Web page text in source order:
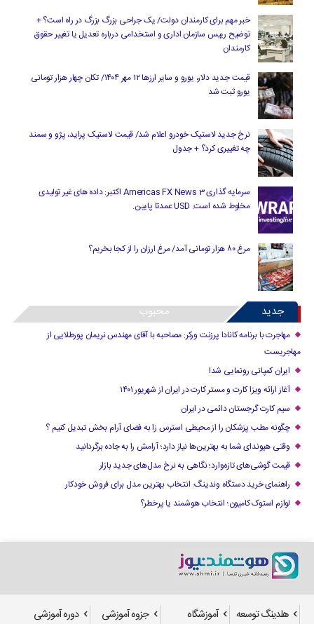
خبر مهم برای کارمندان دولت/ یک جراحی بزرگ بزرگ در راه است؟ +
توضیح رییس سازمان اداری و استخدامی درباره تعدیل یا تغییر حقوق
کارمندان
قیمت جدید دلار، یورو و سایر ارزها ۱۲ مهر ۱۴۰۴/ تکان چهار هزار تومانی
یورو ثبت شد
نرخ جدید لاستیک خودرو اعلام شد/ قیمت لاستیک پراید، پژو و سمند
چه تغییری کرد؟ + جدول
سرمایه گذاری Americas FX News 3 اکتبر: داده های غیر تولیدی
مخلوط شده است. USD عمدتا پایین.
مرغ ۸۰ هزار تومانی آمد/ مرغ ارزان را از کجا بخریم؟
جدید محبوب
مهاجرت با برنامه کانادا پرزنت ورکر: مصاحبه با آقای مهندس نریمان پورطلایی از
مهاجریست
ایران کمپانی رونمایی شد!
آغاز ارائه ویزا کارت و مستر کارت در ایران از شهریور ۱۴۰۱
سیم کارت گرجستان دائمی در ایران
چگونه مطب پزشکان را از محیطی استرس زا به فضای آرام بخش تبدیل کنیم ؟
وقتی هیوندای شما به بهترین‌ها نیاز دارد؛ آرامش را به جاده برگردانید
قیمت گوشی‌های تازه‌وارد؛ نگاهی به نرخ مدل‌های جدید بازار
راهنمای خرید دستگاه وندینگ: انتخاب بهترین مدل برای فروش خودکار
لوازم استوک کامیون؛ انتخاب هوشمند یا پرخطر؟
هلدینگ توسعه آموزشگاه جزوه آموزشی دوره آموزشی